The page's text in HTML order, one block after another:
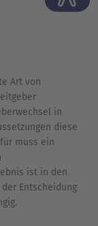
Art von
in
diese
muss ein
ist in den
Entscheidung